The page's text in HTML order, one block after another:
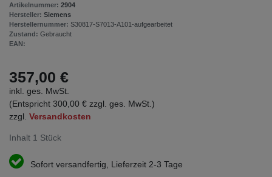
Artikelnummer: 2904
Hersteller: Siemens
Herstellernummer: S30817-S7013-A101-aufgearbeitet
Zustand: Gebraucht
EAN:
357,00 €
inkl. ges. MwSt.
(Entspricht 300,00 € zzgl. ges. MwSt.)
zzgl. Versandkosten
Inhalt 1 Stück
Sofort versandfertig, Lieferzeit 2-3 Tage